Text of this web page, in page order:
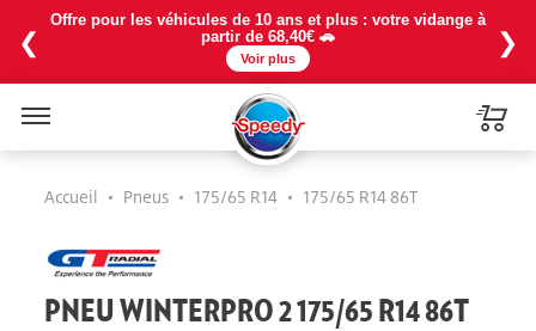
❮
Offre pour les véhicules de 10 ans et plus : votre vidange à
partir de 68,40€ 🚗
Voir plus
❯
Accueil • Pneus • 175/65 R14 • 175/65 R14 86T
PNEU WINTERPRO 2 175/65 R14 86T